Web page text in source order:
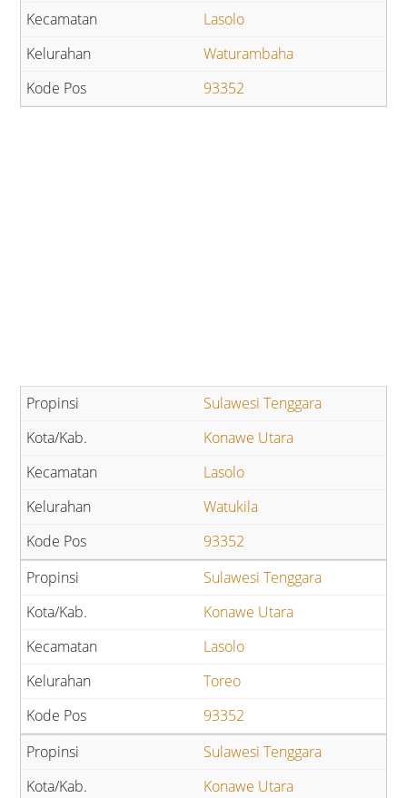
Lasolo
Waturambaha
93352
Sulawesi Tenggara
Konawe Utara
Lasolo
Watukila
93352
Sulawesi Tenggara
Konawe Utara
Lasolo
Toreo
93352
Sulawesi Tenggara
Konawe Utara